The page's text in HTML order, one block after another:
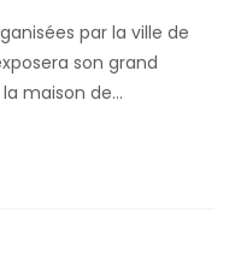
par la ville de
son grand
maison de…